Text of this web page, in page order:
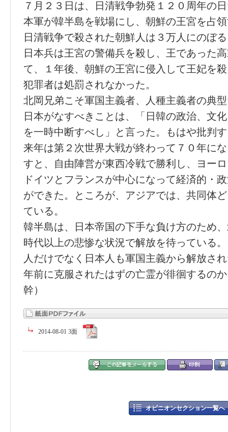
７月２３日は、日清戦争勃発１２０周年の
本軍が韓半島を戦場にし、朝鮮の王宮を占
日清戦争で殺された朝鮮人は３万人にのぼ
日本兵は王宮の警備兵を殺し、王であった
て、１年後、朝鮮の王宮に侵入して王妃を
犯罪者は処罰されなかった。
北岡兄弟こそ軍国主義者、人種主義者の典
日本がなすべきことは、「日韓の政治、文
を一時中断すべし」と言った。もはや批判
来年は第２次世界大戦が終わって７０年に
すと、自由陣営が東西冷戦で勝利し、ヨー
ドイツとフランスが中心になって経済的・
ができた。ところが、アジアでは、共同体
ている。
韓半島は、日本帝国の下手な負け方のため
時代以上の悲惨な状況で解放を待っている
人だけでなく日本人も軍国主義から解放さ
年前に克服されたはずの亡霊が徘徊するの
幹）
2014-08-01 3面
オピニオンセクション一覧へ